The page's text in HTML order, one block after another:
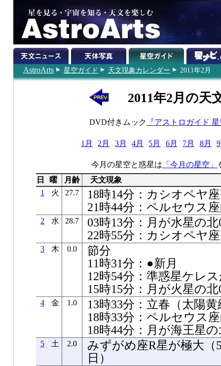
AstroArts 星空ガイド 天文現象カレンダー 2011年2月
2011年2月の天
DVD付きムック 『アストロガイド
1月 2月 3月 4月 5月 6月 7月 8月
今月の星空と惑星は 「今月の星空」
日
曜 月齢
天文現象
1
火 27.7
18時14分：カシオペヤ
21時44分：ペルセウス
2 水 28.7
03時13分：月が水星の
22時55分：カシオペヤ
3 木 0.0
節分
11時31分：●新月
12時54分：準惑星ケレ
15時15分：月が火星の
4 金 1.0
13時33分：立春（太陽黄
18時33分：ペルセウス
18時44分：月が海王星
5 土 2.0
みずがめ座R星が極大（
日）